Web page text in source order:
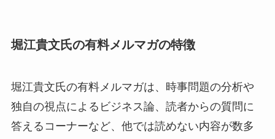
堀江貴文氏の有料メルマガの特徴
堀江貴文氏の有料メルマガは、時事問題の分析や
独自の視点によるビジネス論、読者からの質問に
答えるコーナーなど、他では読めない内容が数多